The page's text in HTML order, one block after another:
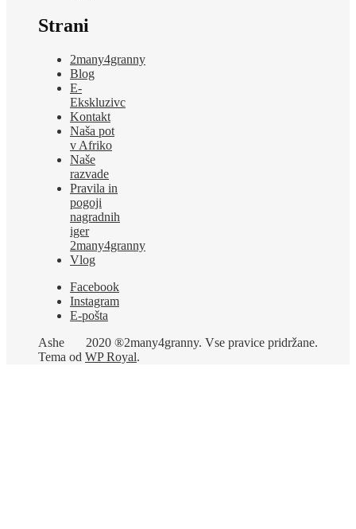
Strani
2many4granny
Blog
E-
Ekskluzivc
Kontakt
Naša pot
v Afriko
Naše
razvade
Pravila in
pogoji
nagradnih
iger
2many4granny
Vlog
Facebook
Instagram
E-pošta
2020 ®2many4granny. Vse pravice pridržane.
Ashe
Tema od WP Royal.